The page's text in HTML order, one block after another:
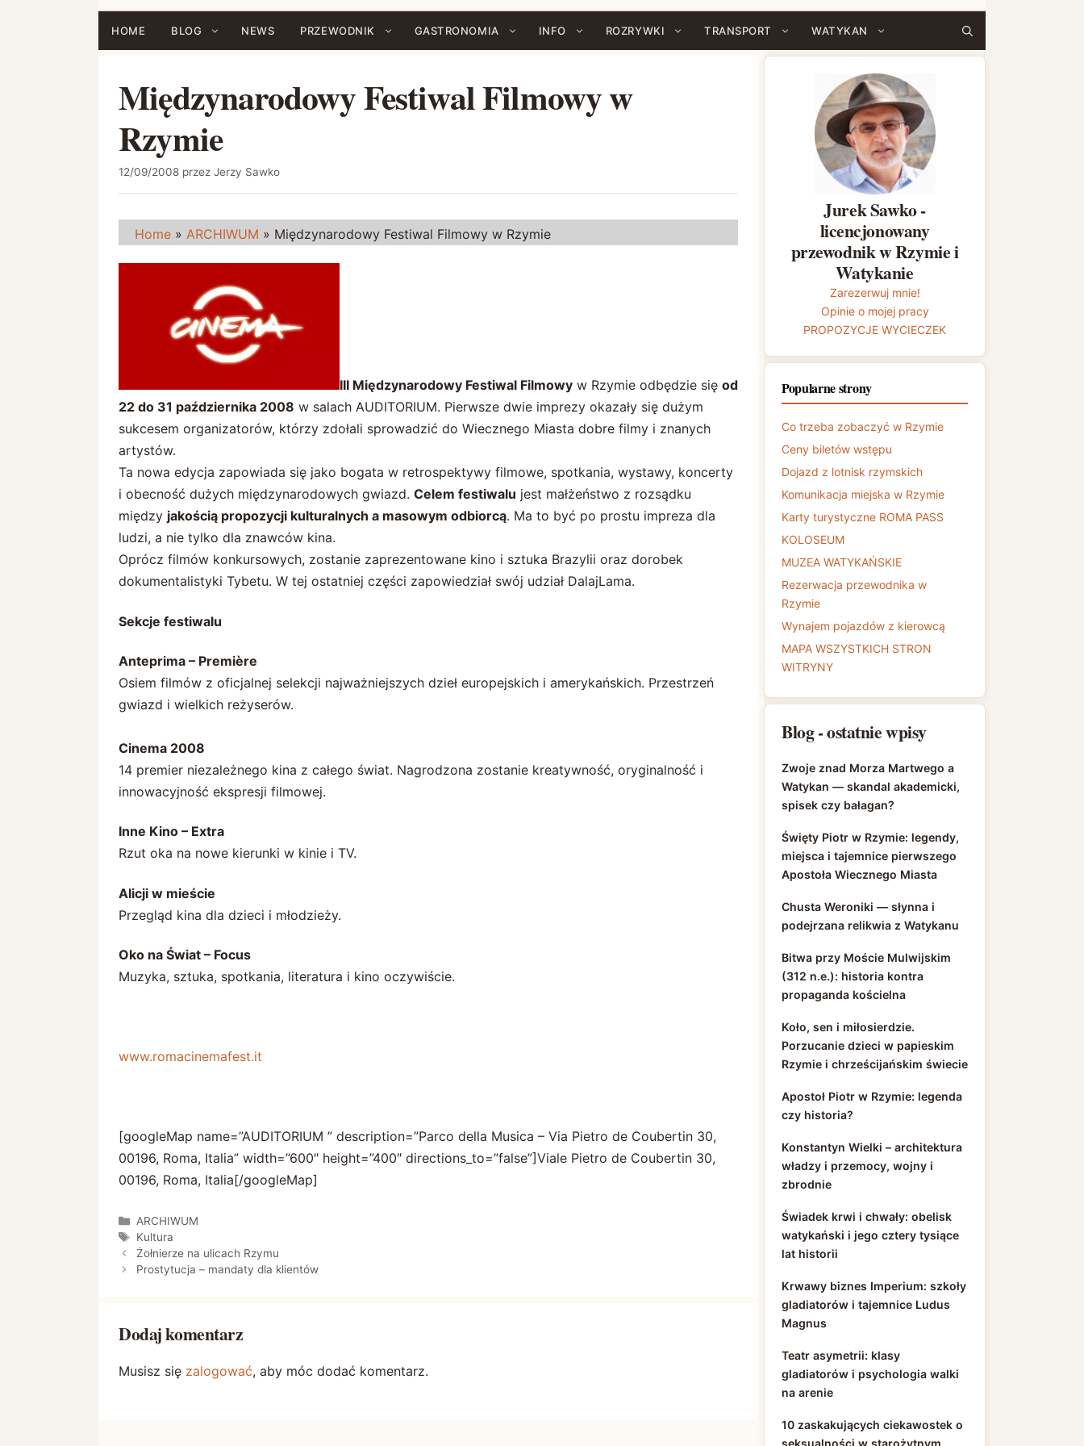
HOME BLOG NEWS PRZEWODNIK GASTRONOMIA INFO ROZRYWKI TRANSPORT WATYKAN
Międzynarodowy Festiwal Filmowy w
Rzymie
12/09/2008 przez Jerzy Sawko
Home » ARCHIWUM » Międzynarodowy Festiwal Filmowy w Rzymie
III Międzynarodowy Festiwal Filmowy w Rzymie odbędzie się od
22 do 31 października 2008 w salach AUDITORIUM. Pierwsze dwie imprezy okazały się dużym
sukcesem organizatorów, którzy zdołali sprowadzić do Wiecznego Miasta dobre filmy i znanych
artystów.
Ta nowa edycja zapowiada się jako bogata w retrospektywy filmowe, spotkania, wystawy, koncerty
i obecność dużych międzynarodowych gwiazd. Celem festiwalu jest małżeństwo z rozsądku
między jakością propozycji kulturalnych a masowym odbiorcą. Ma to być po prostu impreza dla
ludzi, a nie tylko dla znawców kina.
Oprócz filmów konkursowych, zostanie zaprezentowane kino i sztuka Brazylii oraz dorobek
dokumentalistyki Tybetu. W tej ostatniej części zapowiedział swój udział DalajLama.
Sekcje festiwalu
Anteprima – Première
Osiem filmów z oficjalnej selekcji najważniejszych dzieł europejskich i amerykańskich. Przestrzeń
gwiazd i wielkich reżyserów.
Cinema 2008
14 premier niezależnego kina z całego świat. Nagrodzona zostanie kreatywność, oryginalność i
innowacyjność ekspresji filmowej.
Inne Kino – Extra
Rzut oka na nowe kierunki w kinie i TV.
Alicji w mieście
Przegląd kina dla dzieci i młodzieży.
Oko na Świat – Focus
Muzyka, sztuka, spotkania, literatura i kino oczywiście.
www.romacinemafest.it
[googleMap name=”AUDITORIUM ” description=”Parco della Musica – Via Pietro de Coubertin 30,
00196, Roma, Italia” width=”600″ height=”400″ directions_to=”false”]Viale Pietro de Coubertin 30,
00196, Roma, Italia[/googleMap]
Kategorie
ARCHIWUM
Tagi
Kultura
Żołnierze na ulicach Rzymu
Prostytucja – mandaty dla klientów
Dodaj komentarz
Musisz się zalogować, aby móc dodać komentarz.
Jurek Sawko -
licencjonowany
przewodnik w Rzymie i
Watykanie
Zarezerwuj mnie!
Opinie o mojej pracy
PROPOZYCJE WYCIECZEK
Popularne strony
Co trzeba zobaczyć w Rzymie
Ceny biletów wstępu
Dojazd z lotnisk rzymskich
Komunikacja miejska w Rzymie
Karty turystyczne ROMA PASS
KOLOSEUM
MUZEA WATYKAŃSKIE
Rezerwacja przewodnika w
Rzymie
Wynajem pojazdów z kierowcą
MAPA WSZYSTKICH STRON
WITRYNY
Blog - ostatnie wpisy
Zwoje znad Morza Martwego a
Watykan — skandal akademicki,
spisek czy bałagan?
Święty Piotr w Rzymie: legendy,
miejsca i tajemnice pierwszego
Apostoła Wiecznego Miasta
Chusta Weroniki — słynna i
podejrzana relikwia z Watykanu
Bitwa przy Moście Mulwijskim
(312 n.e.): historia kontra
propaganda kościelna
Koło, sen i miłosierdzie.
Porzucanie dzieci w papieskim
Rzymie i chrześcijańskim świecie
Apostoł Piotr w Rzymie: legenda
czy historia?
Konstantyn Wielki – architektura
władzy i przemocy, wojny i
zbrodnie
Świadek krwi i chwały: obelisk
watykański i jego cztery tysiące
lat historii
Krwawy biznes Imperium: szkoły
gladiatorów i tajemnice Ludus
Magnus
Teatr asymetrii: klasy
gladiatorów i psychologia walki
na arenie
10 zaskakujących ciekawostek o
seksualności w starożytnym